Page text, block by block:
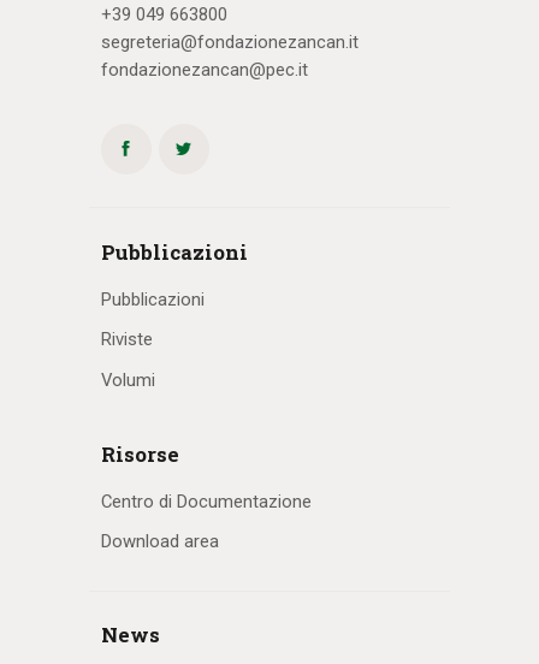
+39 049 663800
segreteria@fondazionezancan.it
fondazionezancan@pec.it
Pubblicazioni
Pubblicazioni
Riviste
Volumi
Risorse
Centro di Documentazione
Download area
News